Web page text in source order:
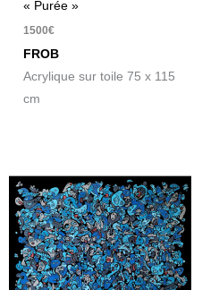
« Purée »
1500€
FROB
Acrylique sur toile 75 x 115
cm